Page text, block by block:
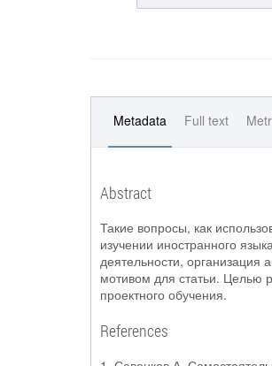
Metadata Full text
Abstract
Такие вопросы, как
изучении иностранного
деятельности, организация
мотивом для статьи. Целью
проектного обучения.
References